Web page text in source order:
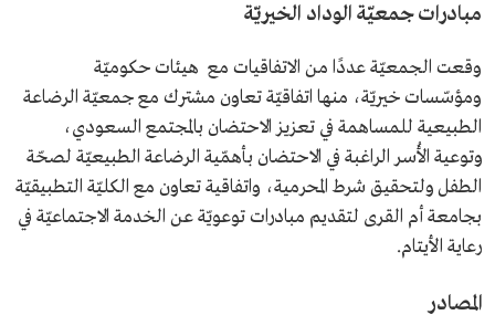
مبادرات جمعيّة الوداد الخيريّة
وقعت الجمعيّة عددًا من الاتفاقيات مع هيئات حكوميّة
ومؤسّسات خيريّة، منها اتفاقيّة تعاون مشترك مع جمعيّة الرضاعة
الطبيعية للمساهمة في تعزيز الاحتضان بالمجتمع السعودي،
وتوعية الأُسر الراغبة في الاحتضان بأهمّية الرضاعة الطبيعيّة لصحّة
الطفل ولتحقيق شرط المحرمية، واتفاقية تعاون مع الكليّة التطبيقيّة
بجامعة أم القرى لتقديم مبادرات توعويّة عن الخدمة الاجتماعيّة في
رعاية الأيتام.
المصادر